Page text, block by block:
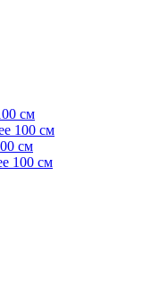
см
100 см
см
100 см